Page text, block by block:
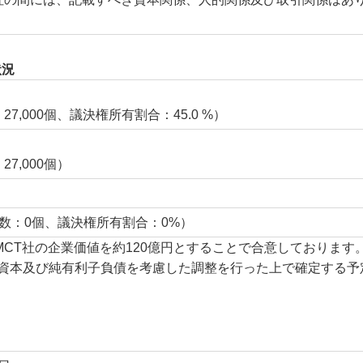
個、議決権所有割合：45.0 %）
個）
：0個、議決権所有割合：0%）
社の企業価値を約120億円とすることで合意しております
及び純有利子負債を考慮した調整を行った上で確定する予